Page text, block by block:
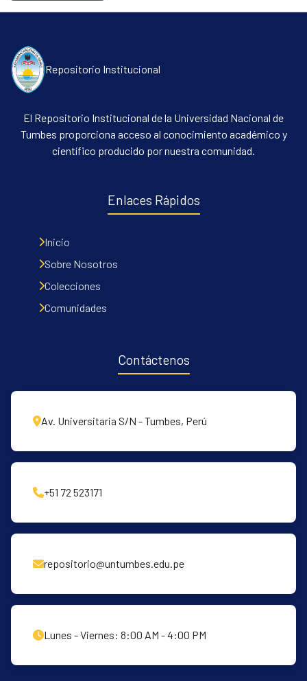
Repositorio Institucional
El Repositorio Institucional de la Universidad Nacional de
Tumbes proporciona acceso al conocimiento académico y
científico producido por nuestra comunidad.
Enlaces Rápidos
Inicio
Sobre Nosotros
Colecciones
Comunidades
Contáctenos
Av. Universitaria S/N - Tumbes, Perú
+51 72 523171
repositorio@untumbes.edu.pe
Lunes - Viernes: 8:00 AM - 4:00 PM